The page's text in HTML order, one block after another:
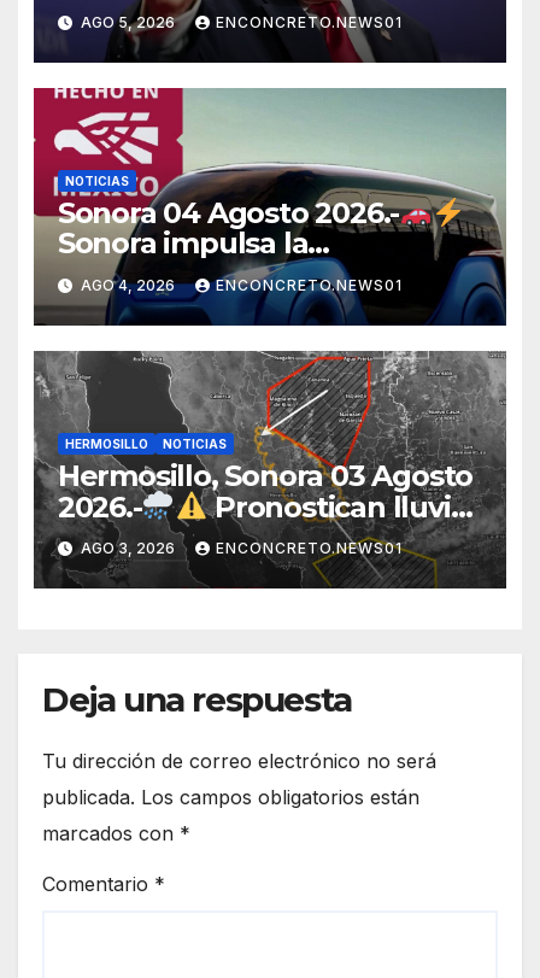
México, Canadá y otras
potencias por supuestos
abusos comerciales
AGO 5, 2026 ENCONCRETO.NEWS01
NOTICIAS
Sonora 04 Agosto 2026.-
Sonora impulsa la
electromovilidad con
«Beyond», un vehículo
eléctrico desarrollado junto al
ITH
AGO 4, 2026 ENCONCRETO.NEWS01
HERMOSILLO NOTICIAS
Hermosillo, Sonora 03 Agosto
2026.-
Pronostican lluvias
para Hermosillo esta noche;
norte de Sonora registra
mayor potencial de
AGO 3, 2026 ENCONCRETO.NEWS01
Deja una respuesta
Tu dirección de correo electrónico no será
publicada. Los campos obligatorios están
marcados con *
Comentario *